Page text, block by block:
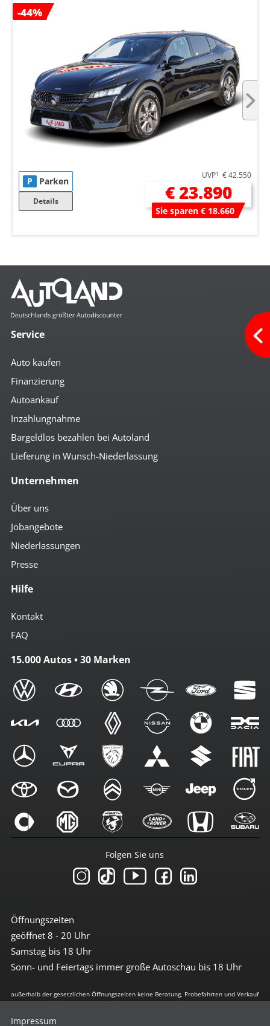
-44%
P Parken
Details
UVP1 € 42.550
€ 23.890
Sie sparen € 18.660
Service
Auto kaufen
Finanzierung
Autoankauf
Inzahlungnahme
Bargeldlos bezahlen bei Autoland
Lieferung in Wunsch-Niederlassung
Unternehmen
Über uns
Jobangebote
Niederlassungen
Presse
Hilfe
Kontakt
FAQ
15.000 Autos • 30 Marken
Öffnungszeiten
geöffnet 8 - 20 Uhr
Samstag bis 18 Uhr
Sonn- und Feiertags immer große Autoschau bis 18 Uhr
Folgen Sie uns
außerhalb der gesetzlichen Öffnungszeiten keine Beratung, Probefahrten und Verkauf
Impressum